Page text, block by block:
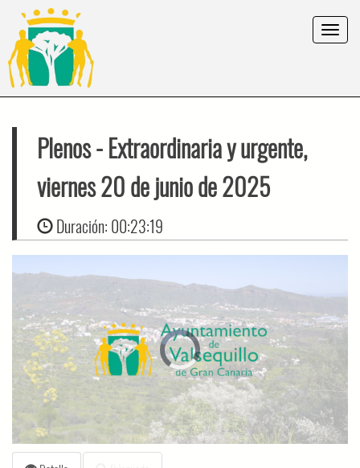
Toggle
Plenos- Extraordinaria y urgente,
viernes 20 de junio de 2025
Duración: 00:23:19
Video
Player
is
loading.